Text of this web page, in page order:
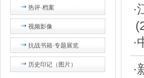
热评·档案
视频影像
抗战书籍·专题展览
历史印记（图片）
·
·
·